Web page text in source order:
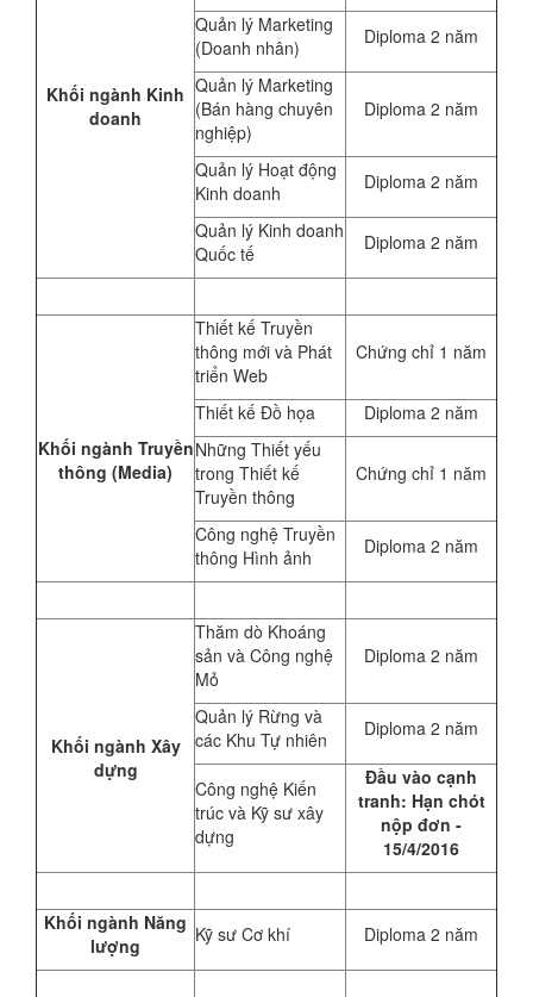
Khối ngành Kinh
doanh
Quản lý Marketing
(Doanh nhân)
Diploma 2 năm
Quản lý Marketing
(Bán hàng chuyên
nghiệp)
Diploma 2 năm
Quản lý Hoạt động
Kinh doanh
Diploma 2 năm
Quản lý Kinh doanh
Quốc tế
Diploma 2 năm
Khối ngành Truyền
thông (Media)
Thiết kế Truyền
thông mới và Phát
triển Web
Chứng chỉ 1 năm
Thiết kế Đồ họa
Diploma 2 năm
Những Thiết yếu
trong Thiết kế
Truyền thông
Chứng chỉ 1 năm
Công nghệ Truyền
thông Hình ảnh
Diploma 2 năm
Khối ngành Xây
dựng
Thăm dò Khoáng
sản và Công nghệ
Mỏ
Diploma 2 năm
Quản lý Rừng và
các Khu Tự nhiên
Diploma 2 năm
Công nghệ Kiến
trúc và Kỹ sư xây
dựng
Đầu vào cạnh
tranh: Hạn chót
nộp đơn -
15/4/2016
Khối ngành Năng
lượng
Kỹ sư Cơ khí Diploma 2 năm